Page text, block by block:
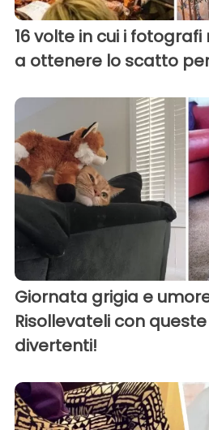
16 volte in cui i
a ottenere lo scatto
Giornata grigia e
Risollevateli con
divertenti!